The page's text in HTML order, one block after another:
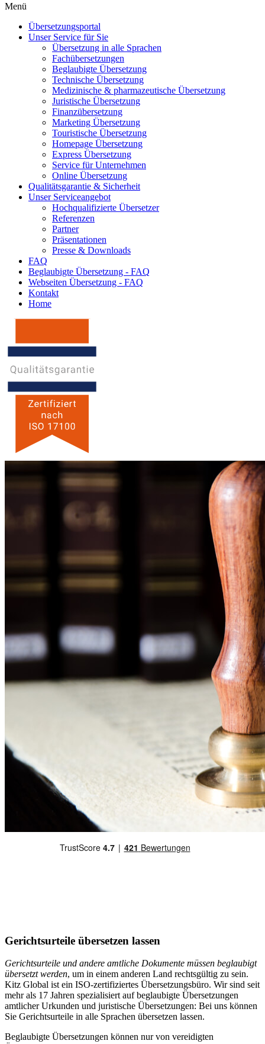
Menü
Übersetzungsportal
Unser Service für Sie
Übersetzung in alle Sprachen
Fachübersetzungen
Beglaubigte Übersetzung
Technische Übersetzung
Medizinische & pharmazeutische Übersetzung
Juristische Übersetzung
Finanzübersetzung
Marketing Übersetzung
Touristische Übersetzung
Homepage Übersetzung
Express Übersetzung
Service für Unternehmen
Online Übersetzung
Qualitätsgarantie & Sicherheit
Unser Serviceangebot
Hochqualifizierte Übersetzer
Referenzen
Partner
Präsentationen
Presse & Downloads
FAQ
Beglaubigte Übersetzung - FAQ
Webseiten Übersetzung - FAQ
Kontakt
Home
Gerichtsurteile übersetzen lassen
Gerichtsurteile und andere amtliche Dokumente müssen beglaubigt
übersetzt werden, um in einem anderen Land rechtsgültig zu sein.
Kitz Global ist ein ISO-zertifiziertes Übersetzungsbüro. Wir sind seit
mehr als 17 Jahren spezialisiert auf beglaubigte Übersetzungen
amtlicher Urkunden und juristische Übersetzungen: Bei uns können
Sie Gerichtsurteile in alle Sprachen übersetzen lassen.
Beglaubigte Übersetzungen können nur von vereidigten